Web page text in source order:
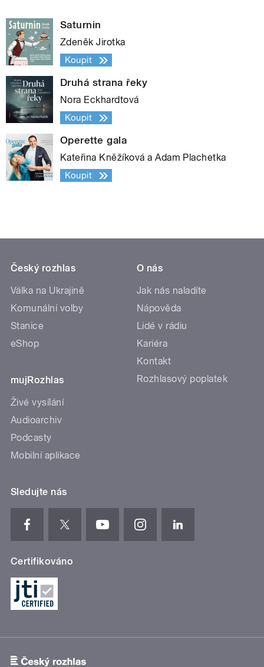
Saturnin
Zdeněk Jirotka
Koupit
Druhá strana řeky
Nora Eckhardtová
Koupit
Operette gala
Kateřina Kněžíková a Adam Plachetka
Koupit
Český rozhlas
Válka na Ukrajině
Komunální volby
Stanice
eShop
mujRozhlas
Živé vysílání
Audioarchiv
Podcasty
Mobilní aplikace
O nás
Jak nás naladíte
Nápověda
Lidé v rádiu
Kariéra
Kontakt
Rozhlasový poplatek
Sledujte nás
Certifikováno